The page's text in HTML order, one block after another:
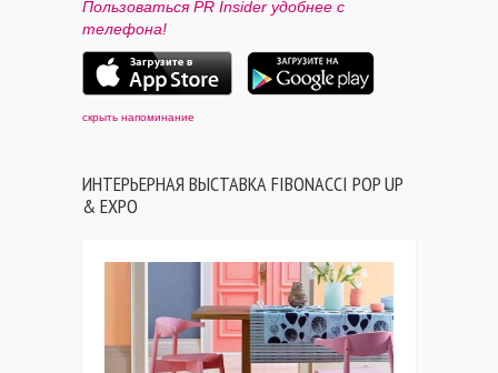
ПАРТНЕРАМ
КОНТАКТЫ
Пользоваться PR Insider удобнее с
телефона!
скрыть напоминание
ИНТЕРЬЕРНАЯ ВЫСТАВКА FIBONACCI POP UP
& EXPO